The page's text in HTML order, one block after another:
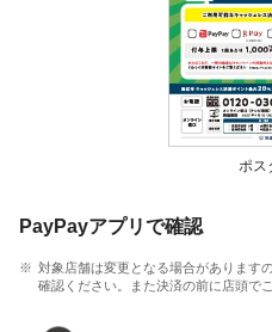
ポス
PayPayアプリで確認
対象店舗は変更となる場合があります
確認ください。また決済の前に店頭で